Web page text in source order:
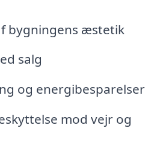
bygningens æstetik
salg
og energibesparelser
mod vejr og